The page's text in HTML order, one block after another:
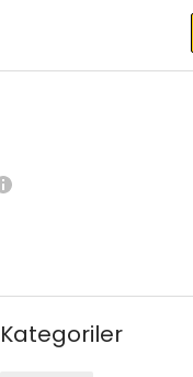
Kategoriler